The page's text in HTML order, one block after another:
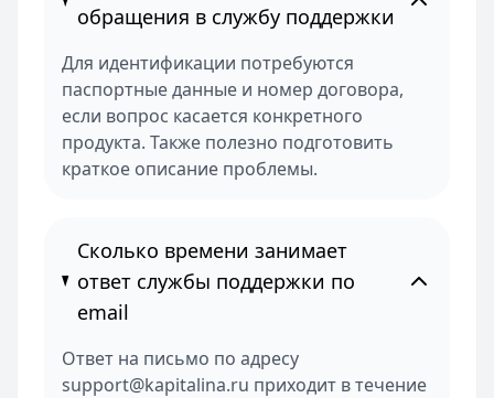
обращения в службу поддержки
Для идентификации потребуются
паспортные данные и номер договора,
если вопрос касается конкретного
продукта. Также полезно подготовить
краткое описание проблемы.
Сколько времени занимает
ответ службы поддержки по
email
Ответ на письмо по адресу
support@kapitalina.ru приходит в течение